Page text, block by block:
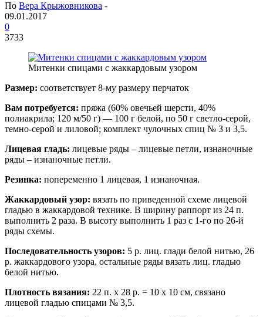
По Вера Крыжовникова -
09.01.2017
0
3733
Митенки спицами с жаккардовым узором
Размер: соответствует 8-му размеру перчаток
Вам потребуется: пряжа (60% овечьей шерсти, 40%
полиакрила; 120 м/50 г) — 100 г белой, по 50 г светло-серой,
темно-серой и лиловой; комплект чулочных спиц № 3 и 3,5.
Лицевая гладь: лицевые ряды – лицевые петли, изнаночные
ряды – изнаночные петли.
Резинка: попеременно 1 лицевая, 1 изнаночная.
Жаккардовый узор: вязать по приведенной схеме лицевой
гладью в жаккардовой технике. В ширину раппорт из 24 п.
выполнить 2 раза. В высоту выполнить 1 раз с 1-го по 26-й
ряды схемы.
Последовательность узоров: 5 р. лиц. глади белой нитью, 26
р. жаккардового узора, остальные ряды вязать лиц. гладью
белой нитью.
Плотность вязания: 22 п. х 28 р. = 10 х 10 см, связано
лицевой гладью спицами № 3,5.